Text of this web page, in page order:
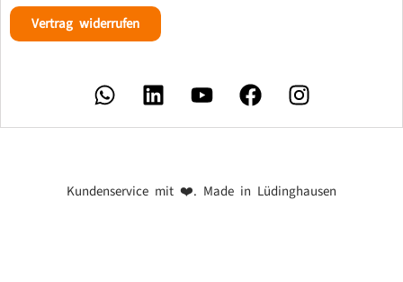
Vertrag widerrufen
Kundenservice mit ❤️. Made in Lüdinghausen